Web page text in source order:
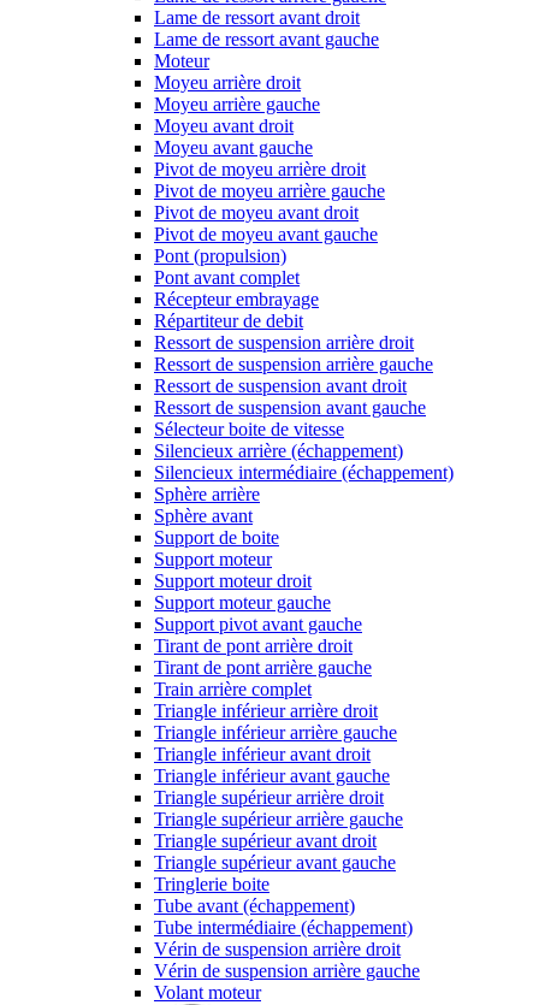
Lame de ressort avant droit
Lame de ressort avant gauche
Moteur
Moyeu arrière droit
Moyeu arrière gauche
Moyeu avant droit
Moyeu avant gauche
Pivot de moyeu arrière droit
Pivot de moyeu arrière gauche
Pivot de moyeu avant droit
Pivot de moyeu avant gauche
Pont (propulsion)
Pont avant complet
Récepteur embrayage
Répartiteur de debit
Ressort de suspension arrière droit
Ressort de suspension arrière gauche
Ressort de suspension avant droit
Ressort de suspension avant gauche
Sélecteur boite de vitesse
Silencieux arrière (échappement)
Silencieux intermédiaire (échappement)
Sphère arrière
Sphère avant
Support de boite
Support moteur
Support moteur droit
Support moteur gauche
Support pivot avant gauche
Tirant de pont arrière droit
Tirant de pont arrière gauche
Train arrière complet
Triangle inférieur arrière droit
Triangle inférieur arrière gauche
Triangle inférieur avant droit
Triangle inférieur avant gauche
Triangle supérieur arrière droit
Triangle supérieur arrière gauche
Triangle supérieur avant droit
Triangle supérieur avant gauche
Tringlerie boite
Tube avant (échappement)
Tube intermédiaire (échappement)
Vérin de suspension arrière droit
Vérin de suspension arrière gauche
Volant moteur